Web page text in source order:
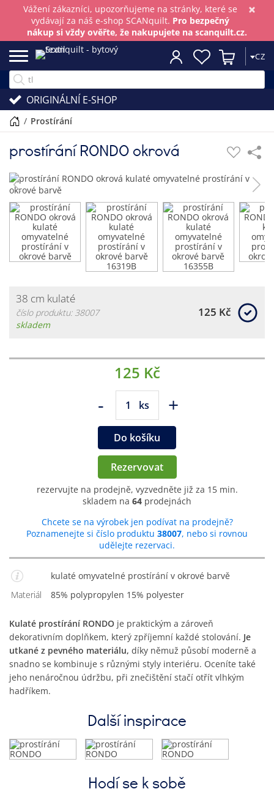
×
Vážení zákazníci, upozorňujeme na stránky, které se
vydávají za náš e-shop SCANquilt. Pro bezpečný
nákup si vždy ověřte, že nakupujete na scanquilt.cz.
CZ
ORIGINÁLNÍ E-SHOP
/ prostírání
prostírání RONDO okrová
38 cm kulaté
číslo produktu: 38007
skladem
125 Kč
125 Kč
- ks +
Do košíku
Rezervovat
rezervujte na prodejně, vyzvedněte již za 15 min.
skladem na 64 prodejnách
Chcete se na výrobek jen podívat na prodejně?
Poznamenejte si číslo produktu 38007, nebo si rovnou
udělejte rezervaci.
kulaté omyvatelné prostírání v okrové barvě
Materiál
85% polypropylen 15% polyester
Kulaté prostírání RONDO je praktickým a zároveň
dekorativním doplňkem, který zpříjemní každé stolování. Je
utkané z pevného materiálu, díky němuž působí moderně a
snadno se kombinuje s různými styly interiéru. Oceníte také
jeho nenáročnou údržbu, při znečištění stačí otřít vlhkým
hadříkem.
Další inspirace
Hodí se k sobě